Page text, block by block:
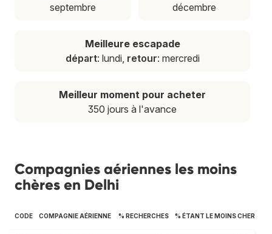
septembre
décembre
Meilleure escapade
départ: lundi, retour: mercredi
Meilleur moment pour acheter
350 jours à l'avance
Compagnies aériennes les moins
chères en Delhi
CODE COMPAGNIE AÉRIENNE % RECHERCHES % ÉTANT LE MOINS CHER